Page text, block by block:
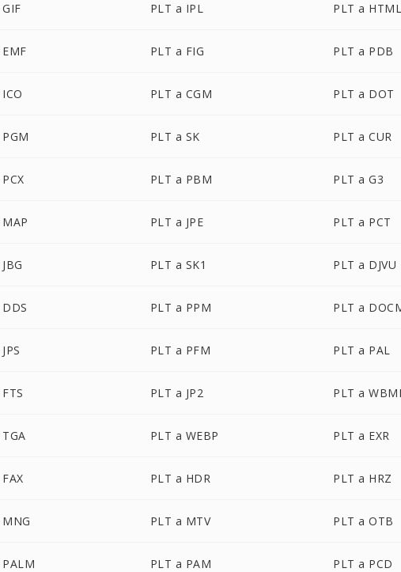
PLT a IPL PLT a
PLT a FIG PLT a PDB
PLT a CGM PLT a DOT
PLT a SK PLT a CUR
PLT a PBM PLT a G3
PLT a JPE PLT a PCT
PLT a SK1 PLT a DJVU
PLT a PPM PLT a
PLT a PFM PLT a PAL
PLT a JP2 PLT a
PLT a WEBP PLT a EXR
PLT a HDR PLT a HRZ
PLT a MTV PLT a OTB
PLT a PAM PLT a PCD